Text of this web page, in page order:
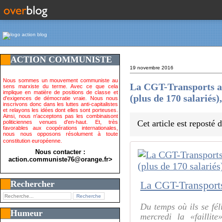
ACTION COMMUNISTE
Nous sommes un mouvement communiste au
sens marxiste du terme. Avec ce que cela
implique en matière de positions de classe et
d'exigences de démocratie vraie. Nous nous
inscrivons donc dans les luttes anti-capitalistes
et relayons les idées dont elles sont porteuses.
Ainsi, nous n'acceptons pas les combinaisont
politiciennes venues d'en-haut. Et, très
favorables aux coopérations internationales,
nous nous opposons résolument à toute
constitution européenne.
Nous contacter :
action.communiste76@orange.fr>
Rechercher
Humeur
19 novembre 2016
La CGT-Transports
(plus de 170
Cet article est reposté
Du temps où ils se
mercredi la